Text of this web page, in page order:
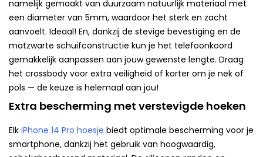
namelijk gemaakt van duurzaam natuurlijk materiaal met
een diameter van 5mm, waardoor het sterk en zacht
aanvoelt. Ideaal! En, dankzij de stevige bevestiging en de
matzwarte schuifconstructie kun je het telefoonkoord
gemakkelijk aanpassen aan jouw gewenste lengte. Draag
het crossbody voor extra veiligheid of korter om je nek of
pols — de keuze is helemaal aan jou!
Extra bescherming met verstevigde hoeken
Elk iPhone 14 Pro hoesje biedt optimale bescherming voor je
smartphone, dankzij het gebruik van hoogwaardig,